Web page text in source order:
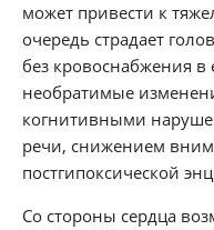
может привести к
очередь страдает
без кровоснабжения в
необратимые
когнитивными
речи, снижением
постгипоксической
Со стороны сердца